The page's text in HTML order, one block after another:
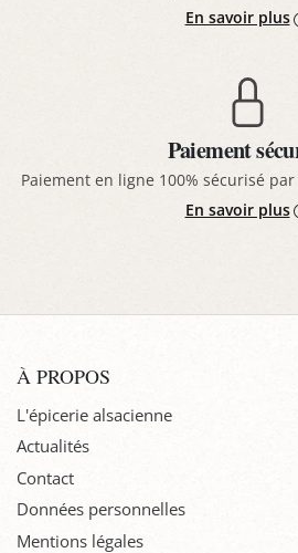
En savoir plus
Paiement
Paiement en ligne 100% sécurisé par
En savoir plus
À PROPOS
L'épicerie alsacienne
Actualités
Contact
Données personnelles
Mentions légales